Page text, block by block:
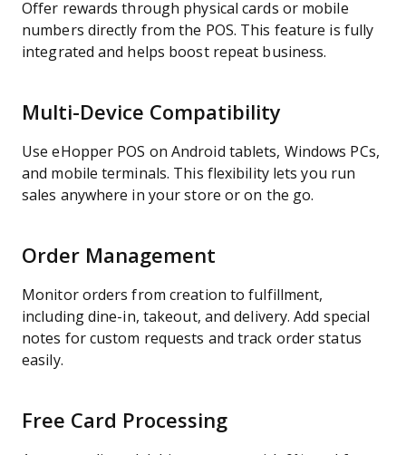
Offer rewards through physical cards or mobile
numbers directly from the POS. This feature is fully
integrated and helps boost repeat business.
Multi-Device Compatibility
Use eHopper POS on Android tablets, Windows PCs,
and mobile terminals. This flexibility lets you run
sales anywhere in your store or on the go.
Order Management
Monitor orders from creation to fulfillment,
including dine-in, takeout, and delivery. Add special
notes for custom requests and track order status
easily.
Free Card Processing